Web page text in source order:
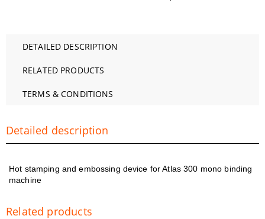
DETAILED DESCRIPTION
RELATED PRODUCTS
TERMS & CONDITIONS
Detailed description
Hot stamping and embossing device for Atlas 300 mono binding
machine
Related products